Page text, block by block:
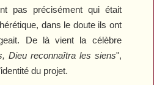
pas précisément qui était
dans le doute ils ont
De là vient la célèbre
Dieu reconnaîtra les siens",
du projet.